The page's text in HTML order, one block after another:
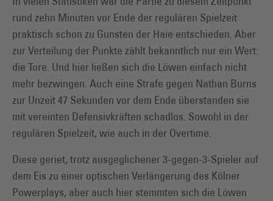
rund zehn Minuten vor Ende der regulären Spielzeit
praktisch schon zu Gunsten der Haie entschieden. Aber
zur Verteilung der Punkte zählt bekanntlich nur ein Wert:
die Tore. Und hier ließen sich die Löwen einfach nicht
mehr bezwingen. Auch eine Strafe gegen Nathan Burns
zur Unzeit 47 Sekunden vor dem Ende überstanden sie
mit vereinten Defensivkräften schadlos. Sowohl in der
regulären Spielzeit, wie auch in der Overtime.
Diese geriet, trotz ausgeglichener 3-gegen-3-Spieler auf
dem Eis zu einer optischen Verlängerung des Kölner
Powerplays, aber auch hier stemmten sich die Löwen